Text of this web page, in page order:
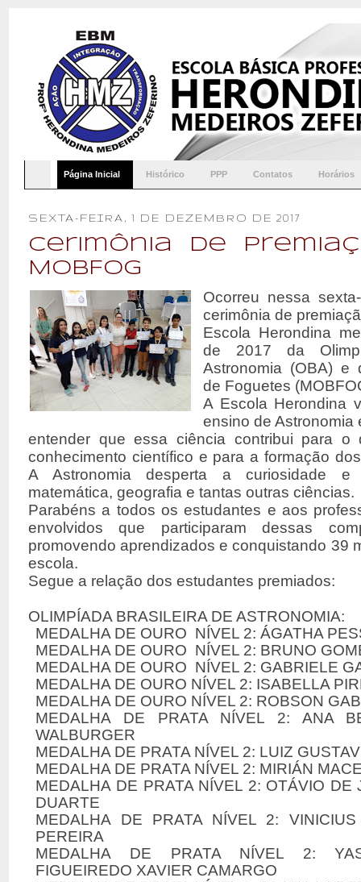
Página Inicial Histórico PPP Contatos Horários
SEXTA-FEIRA, 1 DE DEZEMBRO DE 2017
Cerimônia de
MOBFOG
Ocorreu nessa
cerimônia de
Escola Herondina
de 2017 da
Astronomia (OBA) e
de Foguetes
A Escola Herondina
ensino de Astronomia
entender que essa ciência contribui para o
conhecimento científico e para a formação
A Astronomia desperta a curiosidade
matemática, geografia e tantas outras ciências.
Parabéns a todos osestudantes e aos
envolvidos que participaram dessas
promovendo aprendizados e conquistando 39
escola.
Segue a relação dos estudantes premiados:
OLIMPÍADA BRASILEIRA DE ASTRONOMIA:
MEDALHA DE OURO NÍVEL 2: ÁGATHA
MEDALHA DE OURO NÍVEL 2: BRUNO
MEDALHA DE OURO NÍVEL 2: GABRIELE
MEDALHA DE OURO NÍVEL 2: ISABELLA
MEDALHA DE OURO NÍVEL 2: ROBSON
MEDALHA DE PRATA NÍVEL 2: ANA
WALBURGER
MEDALHA DE PRATA NÍVEL 2: LUIZ
MEDALHA DE PRATA NÍVEL 2: MIRIÁN
MEDALHA DE PRATA NÍVEL 2: OTÁVIO DE
DUARTE
MEDALHA DE PRATA NÍVEL 2:
PEREIRA
MEDALHA DE PRATA NÍVEL 2:
FIGUEIREDO XAVIER CAMARGO